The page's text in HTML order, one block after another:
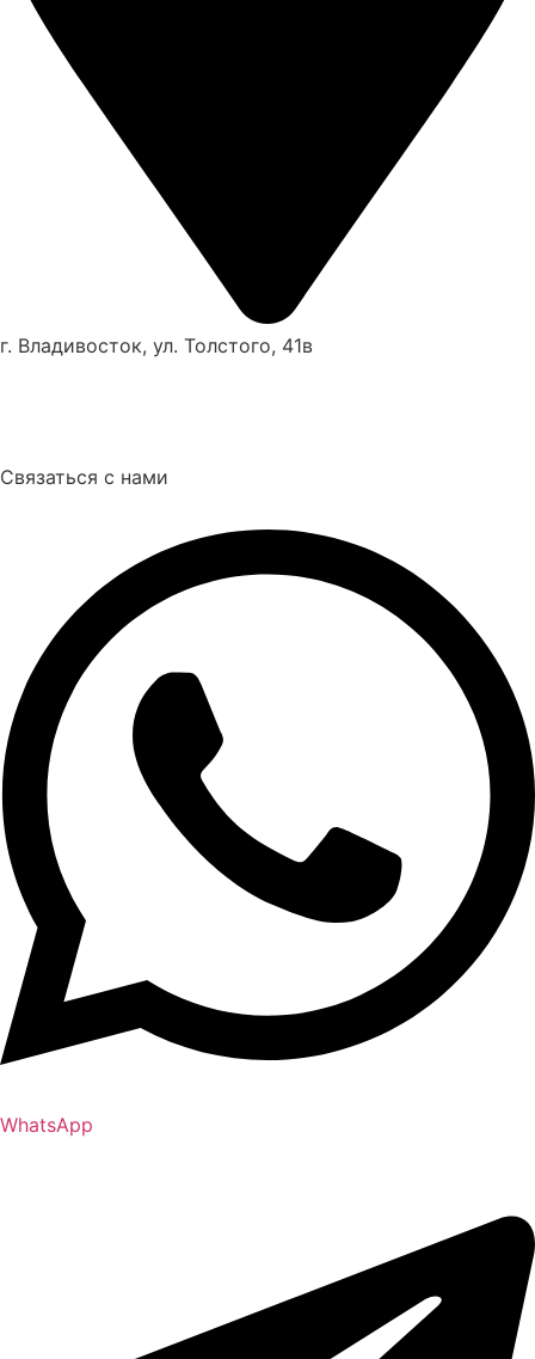
г. Владивосток, ул. Толстого, 41в
Связаться с нами
WhatsApp